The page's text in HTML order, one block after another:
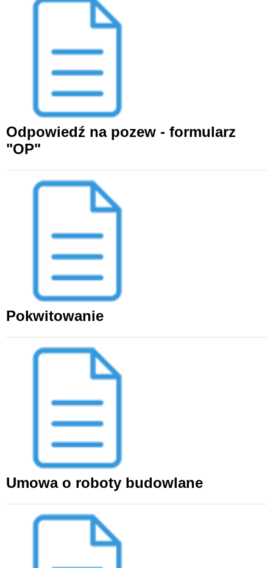
Odpowiedź na pozew - formularz
"OP"
Pokwitowanie
Umowa o roboty budowlane